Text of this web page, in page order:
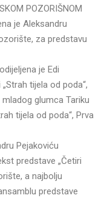
POZORIŠNOM
je Aleksandru
za predstavu
je Edi
tijela od poda“,
glumca Tariku
tijela od poda“, Prva
Pejakoviću
predstave „Četiri
a najbolju
predstave